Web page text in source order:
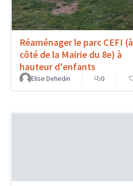
Réaménager le parc CEFI (à
côté de la Mairie du 8e) à
hauteur d'enfants
Elise Dehedin 0